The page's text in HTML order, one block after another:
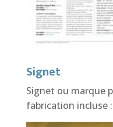
Signet
Signet ou marque
fabrication incluse :